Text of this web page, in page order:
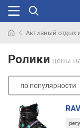
раньше
Активный отдых
Ролики цены
по популярности
п
о